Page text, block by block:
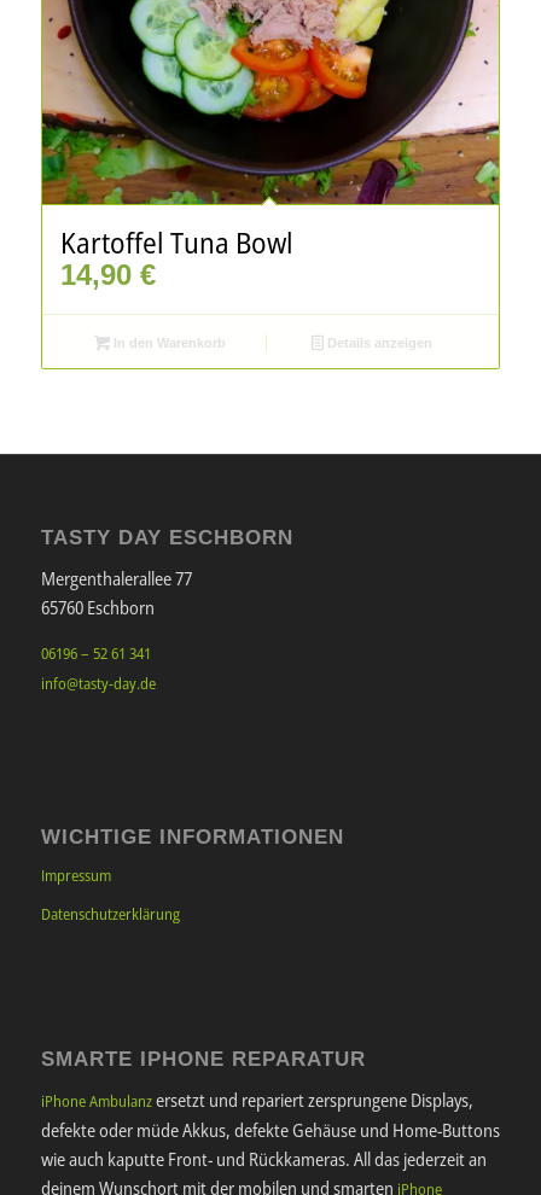
Kartoffel Tuna Bowl
14,90 €
In den Warenkorb Details anzeigen
TASTY DAY ESCHBORN
Mergenthalerallee 77
65760 Eschborn
06196 – 52 61 341
info@tasty-day.de
WICHTIGE INFORMATIONEN
Impressum
Datenschutzerklärung
SMARTE IPHONE REPARATUR
iPhone Ambulanzersetzt und repariert zersprungene Displays,
defekte oder müde Akkus, defekte Gehäuse und Home-Buttons
wie auch kaputte Front- und Rückkameras. All das jederzeit an
deinem Wunschort mit der mobilen und smarten iPhone